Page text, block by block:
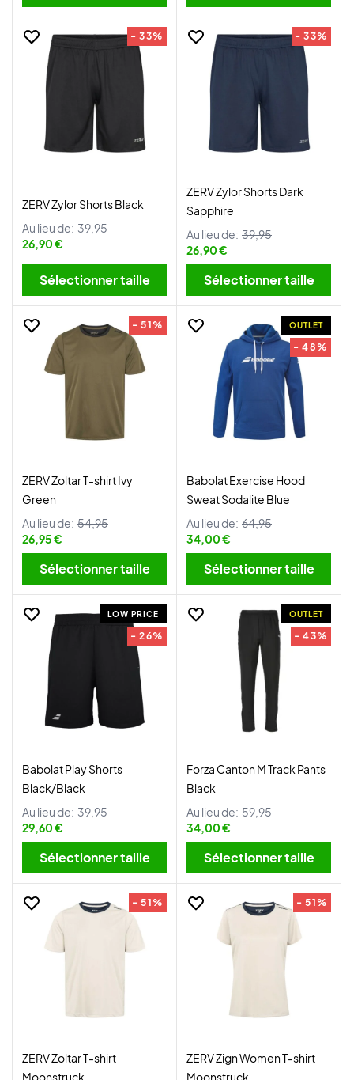
- 33%
ZERV Zylor Shorts Black
Au lieu de: 39,95
26,90 €
Sélectionner taille
- 33%
ZERV Zylor Shorts Dark
Sapphire
Au lieu de: 39,95
26,90 €
Sélectionner taille
- 51%
ZERV Zoltar T-shirt Ivy
Green
Au lieu de: 54,95
26,95 €
Sélectionner taille
OUTLET
- 48%
Babolat Exercise Hood
Sweat Sodalite Blue
Au lieu de: 64,95
34,00 €
Sélectionner taille
LOW PRICE
- 26%
Babolat Play Shorts
Black/Black
Au lieu de: 39,95
29,60 €
Sélectionner taille
OUTLET
- 43%
Forza Canton M Track Pants
Black
Au lieu de: 59,95
34,00 €
Sélectionner taille
- 51%
ZERV Zoltar T-shirt
Moonstruck
- 51%
ZERV Zign Women T-shirt
Moonstruck